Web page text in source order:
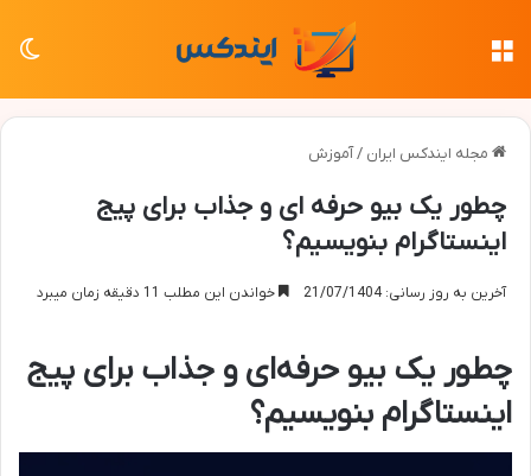
مجله ایندکس ایران /آموزش
چطور یک بیو حرفه ای و جذاب برای پیج
اینستاگرام بنویسیم؟
آخرین به روز رسانی: 21/07/1404 خواندن این مطلب 11 دقیقه زمان میبرد
چطور یک بیو حرفه‌ای و جذاب برای پیج
اینستاگرام بنویسیم؟